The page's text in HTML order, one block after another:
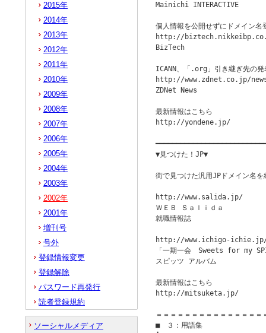
Mainichi INTERACTIVE
個人情報を公開せずにドメイン名
http://
BizTech
ICANN、「.org」引き継ぎ先の発
http://www.zdnet.co.jp/
ZDNet News
最新情報はこちら
http://yondene.jp/
▼見つけた！JP▼　
街で見つけた汎用JPドメイン名
http://www.salida.jp/
ＷＥＢ Ｓａｌｉｄａ
就職情報誌
http://www.ichigo-
「一期一会　Sweets for my
スピッツ アルバム
最新情報はこちら
http://mitsuketa.jp/
＝＝＝＝＝＝＝＝＝＝＝＝＝＝
■　３：用語集
2015年
2014年
2013年
2012年
2011年
2010年
2009年
2008年
2007年
2006年
2005年
2004年
2003年
2002年
2001年
増刊号
号外
登録情報変更
登録解除
パスワード再発行
読者登録規約
ソーシャルメディア